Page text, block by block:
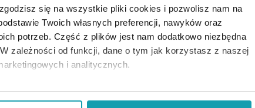
się na wszystkie pliki cookies i pozwolisz nam na
Twoich własnych preferencji, nawyków oraz
potrzeb. Część z plików jest nam dodatkowo niezbędna
zależności od funkcji, dane o tym jak korzystasz z naszej
i analitycznych.
dodatkowe funkcje, z którymi wiąże się zbieranie danych o
do antybiotyków, lecz do
przeciwbakteryjne. Różnią
Chemioterapeutyki
stosowanie
oporności bakterii.
określane antybiotykami.